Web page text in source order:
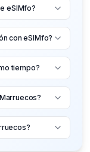
eSIMfo?
con eSIMfo?
tiempo?